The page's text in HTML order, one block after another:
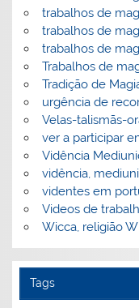
trabalhos de
trabalhos de
trabalhos de
Trabalhos de
Tradição de
urgência de
Velas-talismãs-
ver a participar
Vidência
vidência,
videntes em
Videos de
Wicca, religião
Tags